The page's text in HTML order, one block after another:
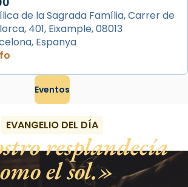
de la Sagrada Família, Carrer de
401, Eixample, 08013
Espanya
Eventos
EVANGELIO DEL DÍA
resplandecía
el sol.